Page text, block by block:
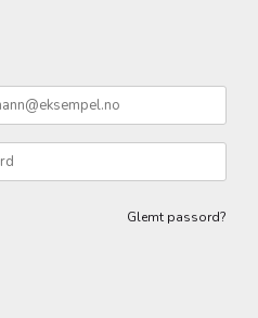
Glemt passord?